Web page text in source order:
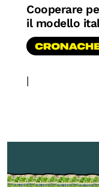
OLTRE LA
Attività per
Under25
Cooperare
il modello
|